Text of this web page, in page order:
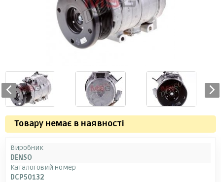
Товару немає в наявності.
Виробник
DENSO
Каталоговий номер
DCP50132